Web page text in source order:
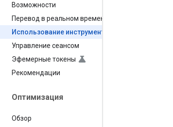
Возможности
Перевод в реальном времени
Использование инструмента
Управление сеансом
Эфемерные токены
Рекомендации
Оптимизация
Обзор